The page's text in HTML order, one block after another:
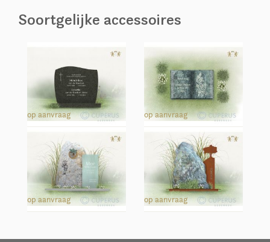
Soortgelijke accessoires
Basis lay-out ontwerpen
op aanvraag Boeken en harten
op aanvraag
Brons
op aanvraag Cortenstaal
op aanvraag